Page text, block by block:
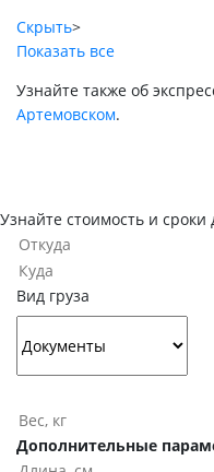
Скрыть>
Показать все
Узнайте также об
Артемовском.
Узнайте стоимость и сроки
Вид груза
Дополнительные